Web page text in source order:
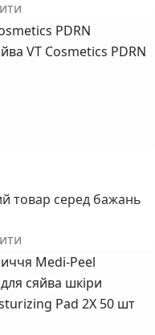
VT Cosmetics PDRN
товар серед бажань
сяйва шкіри
Pad 2X 50 шт